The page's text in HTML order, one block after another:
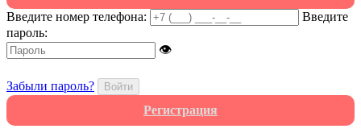
Введите номер телефона:
Введите
пароль:
👁
Забыли пароль? Войти
Регистрация